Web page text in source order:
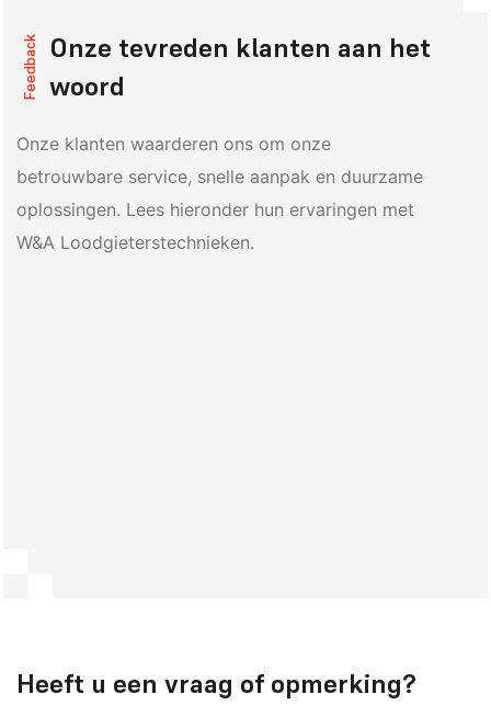
Feedback Onze tevreden klanten aan het
woord
Onze klanten waarderen ons om onze
betrouwbare service, snelle aanpak en duurzame
oplossingen. Lees hieronder hun ervaringen met
W&A Loodgieterstechnieken.
Heeft u een vraag of opmerking?